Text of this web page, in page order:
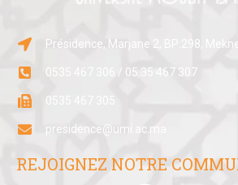
Présidence, Marjane 2, BP:298,
0535 467 306 / 05 35 467 307
0535 467 305
presidence@umi.ac.ma
REJOIGNEZ NOTRE